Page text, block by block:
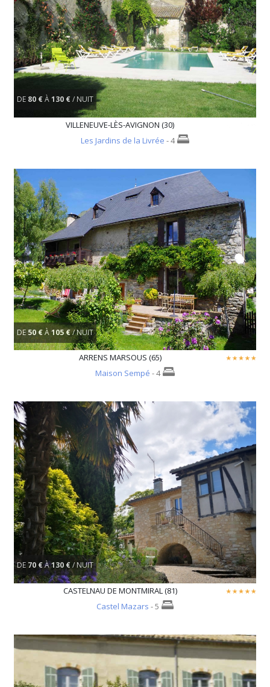
DE 80 €À130 €/ NUIT
VILLENEUVE-LÈS-AVIGNON (30)
Les Jardins de la Livrée - 4
DE 50 €À105 €/ NUIT
ARRENS MARSOUS (65)
Maison Sempé - 4
DE 70 €À130 €/ NUIT
CASTELNAU DE MONTMIRAL (81)
Castel Mazars - 5